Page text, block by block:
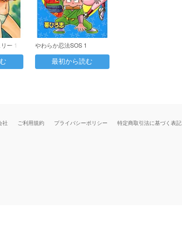
ー 1 やわらか忍法SOS 1
最初から読む
社 ご利用規約 プライバシーポリシー 特定商取引法に基づく表記